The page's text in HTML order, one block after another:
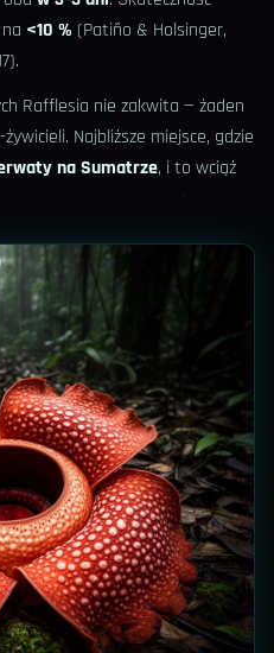
<10 % (Patiño & Holsinger,
Rafflesia nie zakwita — żaden
Najbliższe miejsce, gdzie
na Sumatrze, i to wciąż